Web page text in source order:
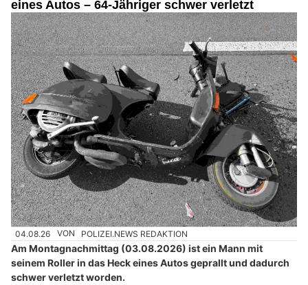
eines Autos – 64-Jähriger schwer verletzt
04.08.26 VON POLIZEI.NEWS REDAKTION
Am Montagnachmittag (03.08.2026) ist ein Mann mit
seinem Roller in das Heck eines Autos geprallt und dadurch
schwer verletzt worden.